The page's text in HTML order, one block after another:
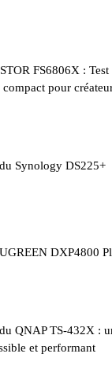
FS6806X :
compact pour
Synology DS225+
DXP4800
QNAP TS-432X :
et performant